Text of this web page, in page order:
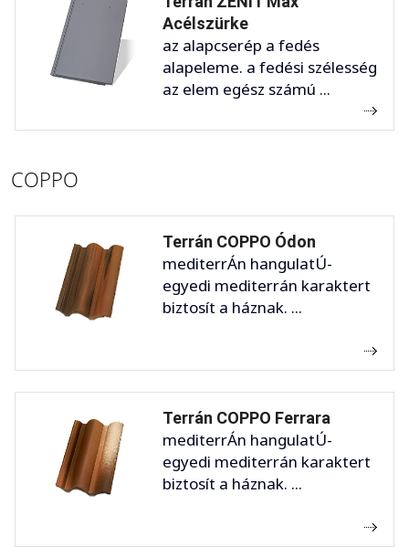
Acélszürke
az alapcserép a fedés
alapeleme. a fedési szélesség
az elem egész számú ...
COPPO
Terrán COPPO Ódon
mediterrÁn hangulatÚ-
egyedi mediterrán karaktert
biztosít a háznak. ...
Terrán COPPO Ferrara
mediterrÁn hangulatÚ-
egyedi mediterrán karaktert
biztosít a háznak. ...